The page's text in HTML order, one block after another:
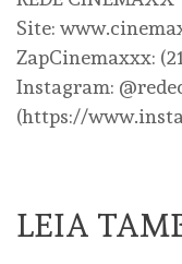
Site:
ZapCinemaxxx:
Instagram:
(https://
LEIA